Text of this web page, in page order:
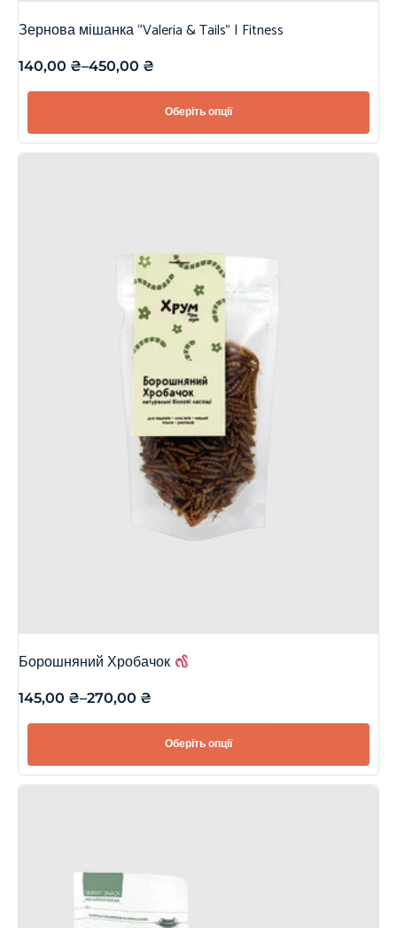
Зернова мішанка “Valeria & Tails” | Fitness
140,00 ₴–450,00 ₴
Оберіть опції
Борошняний Хробачок
145,00 ₴–270,00 ₴
Оберіть опції